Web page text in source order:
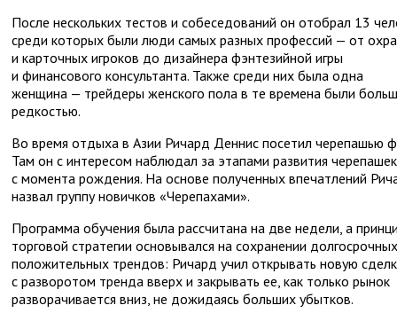
После нескольких тестов и собеседований он отобрал 13
среди которых были люди самых разных профессий — от
и карточных игроков до дизайнера фэнтезийной игры
и финансового консультанта. Также среди них была одна
женщина — трейдеры женского пола в те времена были
редкостью.
Во время отдыха в Азии Ричард Деннис посетил черепашью
Там он с интересом наблюдал за этапами развития черепашек
с момента рождения. На основе полученных впечатлений
назвал группу новичков «Черепахами».
Программа обучения была рассчитана на две недели, а
торговой стратегии основывался на сохранении долгосрочных
положительных трендов: Ричард учил открывать новую
с разворотом тренда вверх и закрывать ее, как только рынок
разворачивается вниз, не дожидаясь больших убытков.